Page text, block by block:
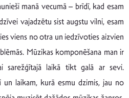
manā vecumā – brīdī, kad esam
vajadzētu sist augstu vilni, esam
viens no otra un iedzīvoties aizvien
Mūzikas komponēšana man ir
sarežģītajā laikā tikt galā ar sevi.
un laikam, kurā esmu dzimis, jau no